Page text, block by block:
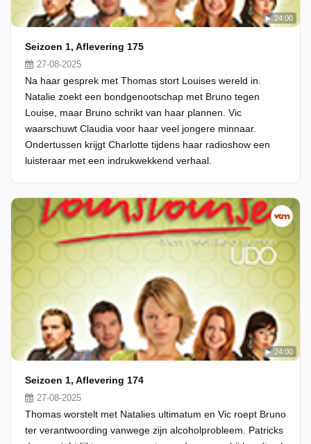
24:00
Seizoen 1, Aflevering 175
27-08-2025
Na haar gesprek met Thomas stort Louises wereld in.
Natalie zoekt een bondgenootschap met Bruno tegen
Louise, maar Bruno schrikt van haar plannen. Vic
waarschuwt Claudia voor haar veel jongere minnaar.
Ondertussen krijgt Charlotte tijdens haar radioshow een
luisteraar met een indrukwekkend verhaal.
24:00
Seizoen 1, Aflevering 174
27-08-2025
Thomas worstelt met Natalies ultimatum en Vic roept Bruno
ter verantwoording vanwege zijn alcoholprobleem. Patricks